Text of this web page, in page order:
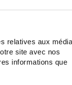
relatives aux
site avec nos
informations que